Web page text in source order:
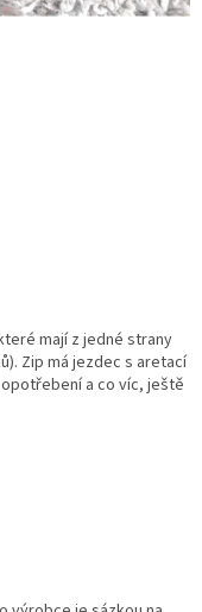
mají z jedné strany
Zip má jezdec s aretací
a co víc, ještě